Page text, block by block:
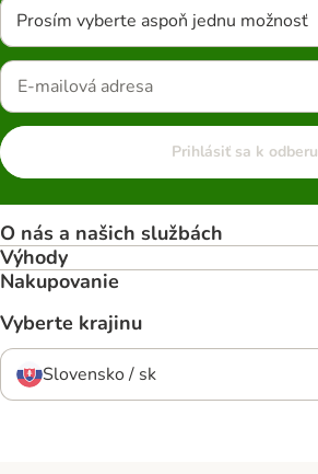
Prosím vyberte aspoň jednu možnosť
Prihlásiť sa k odberu
O nás a našich službách
Výhody
Nakupovanie
Vyberte krajinu
Slovensko / sk